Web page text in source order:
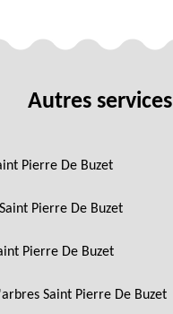
Autres services
Pierre De Buzet
Pierre De Buzet
Pierre De Buzet
Saint Pierre De Buzet